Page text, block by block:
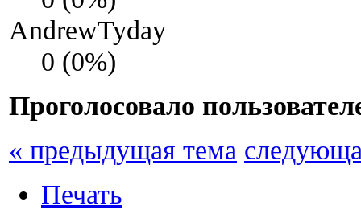
AndrewTyday
0 (0%)
Проголосовало
« предыдущая тема
Печать